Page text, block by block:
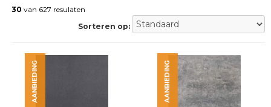
bestrating
Sierbestrating
bestrating
Trommelstenen
30 van 627 resulaten
Sorteren op:
AANBIEDING AANBIEDING